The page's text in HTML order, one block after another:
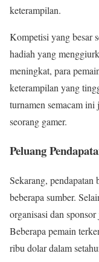
keterampilan.
Kompetisi yang besar
hadiah yang
meningkat, para
keterampilan yang
turnamen semacam
seorang gamer.
Peluang
Sekarang, pendapatan
beberapa sumber.
organisasi dan
Beberapa pemain
ribu dolar dalam